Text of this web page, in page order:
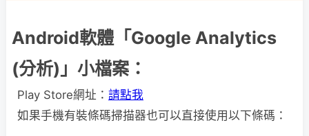
Android軟體「Google Analytics
(分析)」小檔案：
Play Store網址： 請點我
如果手機有裝條碼掃描器也可以直接使用以下條碼：